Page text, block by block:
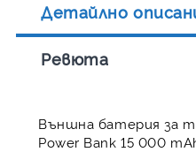
Детайлно
Ревюта
Външна батерия за
Power Bank 15 000